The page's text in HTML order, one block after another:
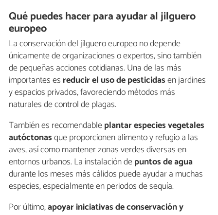
Qué puedes hacer para ayudar al jilguero
europeo
La conservación del jilguero europeo no depende
únicamente de organizaciones o expertos, sino también
de pequeñas acciones cotidianas. Una de las más
importantes es reducir el uso de pesticidasen jardines
y espacios privados, favoreciendo métodos más
naturales de control de plagas.
También es recomendableplantar especies vegetales
autóctonasque proporcionen alimento y refugio a las
aves, así como mantener zonas verdes diversas en
entornos urbanos. La instalación depuntos de agua
durante los meses más cálidos puede ayudar a muchas
especies, especialmente en periodos de sequía.
Por último,apoyar iniciativas de conservación y